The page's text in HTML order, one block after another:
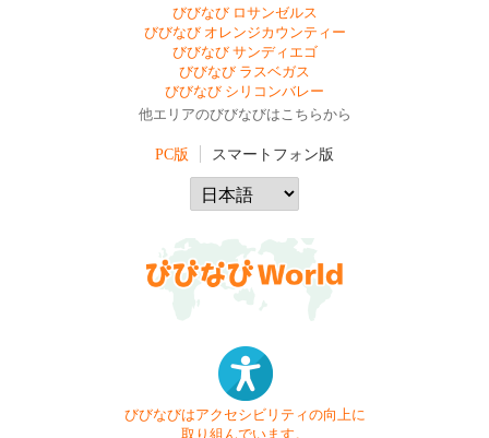
びびなび ロサンゼルス
びびなび オレンジカウンティー
びびなび サンディエゴ
びびなび ラスベガス
びびなび シリコンバレー
他エリアのびびなびはこちらから
PC版 スマートフォン版
びびなびはアクセシビリティの向上に
取り組んでいます。